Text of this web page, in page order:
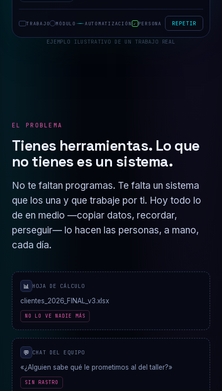
TRABAJO MÓDULO AUTOMATIZACIÓN ✓ PERSONA REPETIR
EJEMPLO ILUSTRATIVO DE UN TRABAJO REAL
EL PROBLEMA
Tienes herramientas. Lo que
no tienes es un sistema.
No te faltan programas. Te falta un sistema
que los una y que trabaje por ti. Hoy todo lo
de en medio —copiar datos, recordar,
perseguir— lo hacen las personas, a mano,
cada día.
📊 HOJA DE CÁLCULO
clientes_2026_FINAL_v3.xlsx
NO LO VE NADIE MÁS
💬 CHAT DEL EQUIPO
«¿Alguien sabe qué le prometimos al del taller?»
SIN RASTRO